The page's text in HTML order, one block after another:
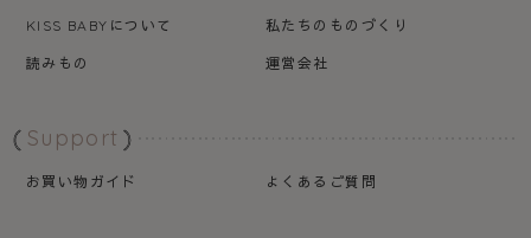
KISS BABY について
私たちのものづくり
読みもの
運営会社
Support
お買い物ガイド よくあるご質問